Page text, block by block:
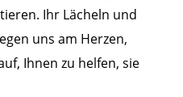
Ihr Lächeln und
uns am Herzen,
Ihnen zu helfen, sie